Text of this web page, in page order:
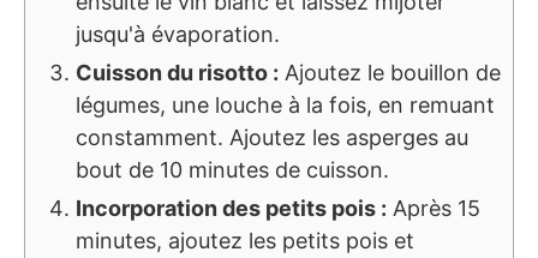
jusqu'à évaporation.
Cuisson du risotto : Ajoutez le bouillon de
légumes, une louche à la fois, en remuant
constamment. Ajoutez les asperges au
bout de 10 minutes de cuisson.
Incorporation des petits pois : Après 15
minutes, ajoutez les petits pois et